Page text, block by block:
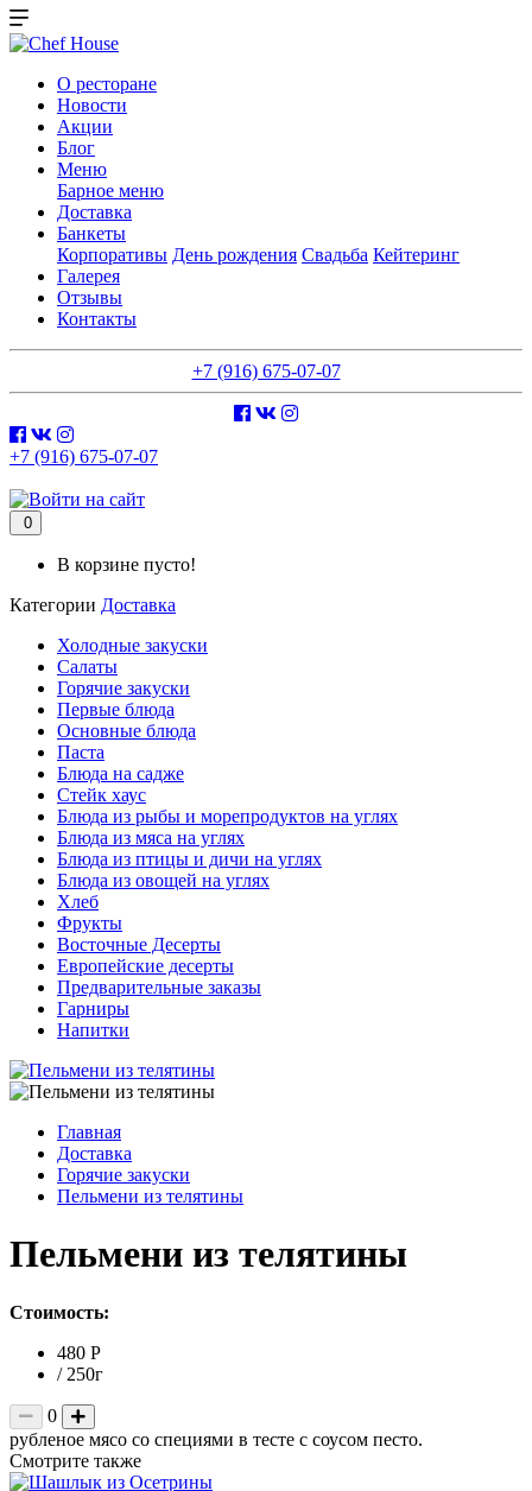
О ресторане
Новости
Акции
Блог
Меню
Барное меню
Доставка
Банкеты
Корпоративы День рождения Свадьба Кейтеринг
Галерея
Отзывы
Контакты
+7 (916) 675-07-07
+7 (916) 675-07-07
0
В корзине пусто!
Категории Доставка
Холодные закуски
Салаты
Горячие закуски
Первые блюда
Основные блюда
Паста
Блюда на садже
Стейк хаус
Блюда из рыбы и морепродуктов на углях
Блюда из мяса на углях
Блюда из птицы и дичи на углях
Блюда из овощей на углях
Хлеб
Фрукты
Восточные Десерты
Европейские десерты
Предварительные заказы
Гарниры
Напитки
Главная
Доставка
Горячие закуски
Пельмени из телятины
Пельмени из телятины
Стоимость:
480 Р
/ 250г
0
рубленое мясо со специями в тесте с соусом песто.
Смотрите также